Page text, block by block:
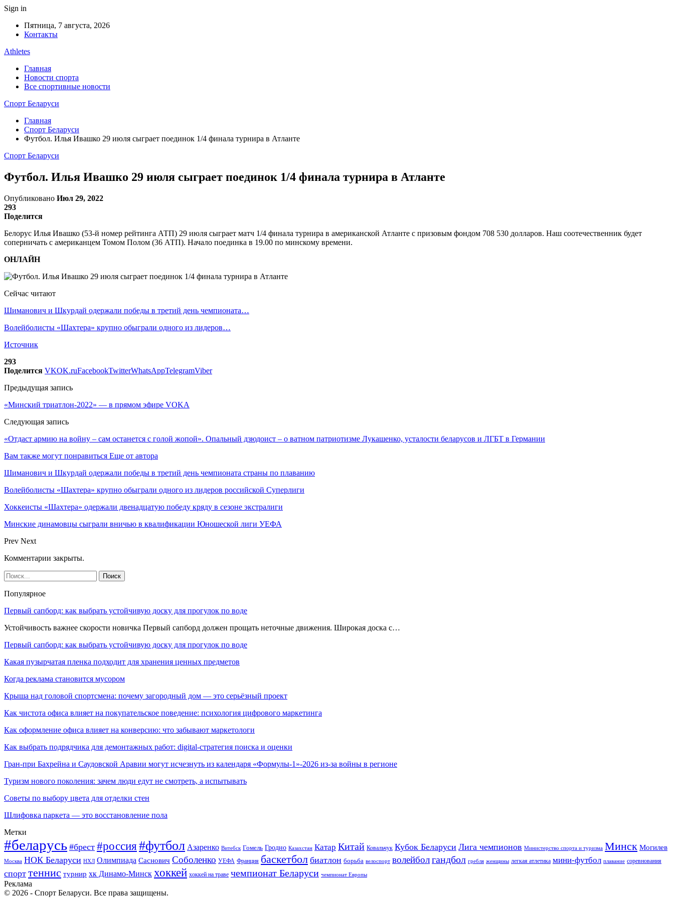
Sign in
Пятница, 7 августа, 2026
Контакты
Athletes
Главная
Новости спорта
Все спортивные новости
Спорт Беларуси
Главная
Спорт Беларуси
Футбол. Илья Ивашко 29 июля сыграет поединок 1/4 финала турнира в Атланте
Спорт Беларуси
Футбол. Илья Ивашко 29 июля сыграет поединок 1/4 финала турнира в Атланте
Опубликовано Июл 29, 2022
293
Поделится
Белорус Илья Ивашко (53-й номер рейтинга АТП) 29 июля сыграет матч 1/4 финала турнира в американской Атланте с призовым фондом 708 530 долларов. Наш соотечественник будет
соперничать с американцем Томом Полом (36 АТП). Начало поединка в 19.00 по минскому времени.
ОНЛАЙН
Сейчас читают
Шиманович и Шкурдай одержали победы в третий день чемпионата…
Волейболисты «Шахтера» крупно обыграли одного из лидеров…
Источник
293
Поделится VKOK.ruFacebookTwitterWhatsAppTelegramViber
Предыдущая запись
«Минский триатлон-2022» — в прямом эфире VOKA
Следующая запись
«Отдаст армию на войну – сам останется с голой жопой». Опальный дзюдоист – о ватном патриотизме Лукашенко, усталости беларусов и ЛГБТ в Германии
Вам также могут понравиться Еще от автора
Шиманович и Шкурдай одержали победы в третий день чемпионата страны по плаванию
Волейболисты «Шахтера» крупно обыграли одного из лидеров российской Суперлиги
Хоккеисты «Шахтера» одержали двенадцатую победу кряду в сезоне экстралиги
Минские динамовцы сыграли вничью в квалификации Юношеской лиги УЕФА
Prev Next
Комментарии закрыты.
Популярное
Первый сапборд: как выбрать устойчивую доску для прогулок по воде
Устойчивость важнее скорости новичка Первый сапборд должен прощать неточные движения. Широкая доска с…
Первый сапборд: как выбрать устойчивую доску для прогулок по воде
Какая пузырчатая пленка подходит для хранения ценных предметов
Когда реклама становится мусором
Крыша над головой спортсмена: почему загородный дом — это серьёзный проект
Как чистота офиса влияет на покупательское поведение: психология цифрового маркетинга
Как оформление офиса влияет на конверсию: что забывают маркетологи
Как выбрать подрядчика для демонтажных работ: digital-стратегия поиска и оценки
Гран-при Бахрейна и Саудовской Аравии могут исчезнуть из календаря «Формулы-1»-2026 из-за войны в регионе
Туризм нового поколения: зачем люди едут не смотреть, а испытывать
Советы по выбору цвета для отделки стен
Шлифовка паркета — это восстановление пола
Метки
#беларусь #брест #россия#футбол Азаренко Витебск Гомель Гродно Казахстан Катар Китай Ковальчук Кубок Беларуси Лига чемпионов Министерство спорта и туризма Минск Могилев
Москва НОК Беларуси НХЛ Олимпиада Саснович Соболенко УЕФА Франция баскетбол биатлон борьба велоспорт волейболгандбол гребля женщины легкая атлетика мини-футбол плавание соревнования
спорт теннис турнир хк Динамо-Минск хоккей хоккей на траве чемпионат Беларуси чемпионат Европы
Реклама
© 2026 - Спорт Беларуси. Все права защищены.